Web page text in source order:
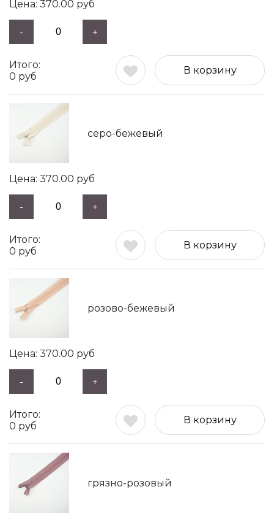
370.00 руб
- +
0 руб
В корзину
серо-бежевый
370.00 руб
- +
0 руб
В корзину
розово-бежевый
370.00 руб
- +
0 руб
В корзину
грязно-розовый